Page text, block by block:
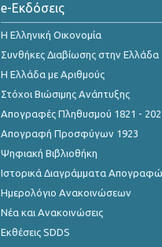
e-Εκδόσεις
Η Ελληνική Οικονομία
Συνθήκες Διαβίωσης στην Ελλάδα
Η Ελλάδα με Αριθμούς
Στόχοι Βιώσιμης Ανάπτυξης
Απογραφές Πληθυσμού 1821 -
Απογραφή Προσφύγων 1923
Ψηφιακή Βιβλιοθήκη
Ιστορικά Διαγράμματα
Ημερολόγιο Ανακοινώσεων
Νέα και Ανακοινώσεις
Εκθέσεις SDDS